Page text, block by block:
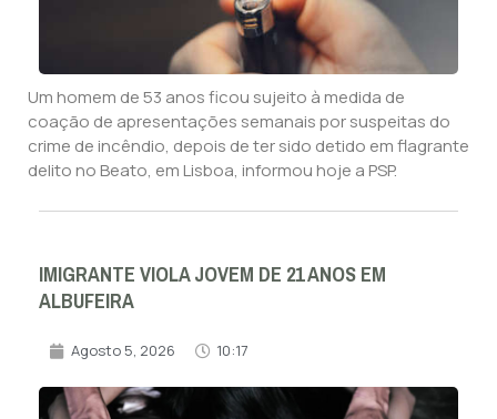
Um homem de 53 anos ficou sujeito à medida de
coação de apresentações semanais por suspeitas do
crime de incêndio, depois de ter sido detido em flagrante
delito no Beato, em Lisboa, informou hoje a PSP.
IMIGRANTE VIOLA JOVEM DE 21 ANOS EM
ALBUFEIRA
Agosto 5, 2026 10:17